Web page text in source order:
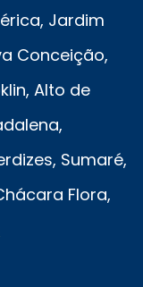
Jardim
Conceição,
Alto de
Sumaré,
Flora,